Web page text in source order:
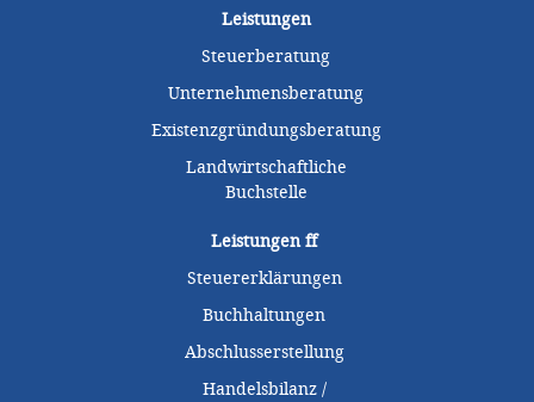
Leistungen
Steuerberatung
Unternehmensberatung
Existenzgründungsberatung
Landwirtschaftliche
Buchstelle
Leistungenff
Steuererklärungen
Buchhaltungen
Abschlusserstellung
Handelsbilanz /